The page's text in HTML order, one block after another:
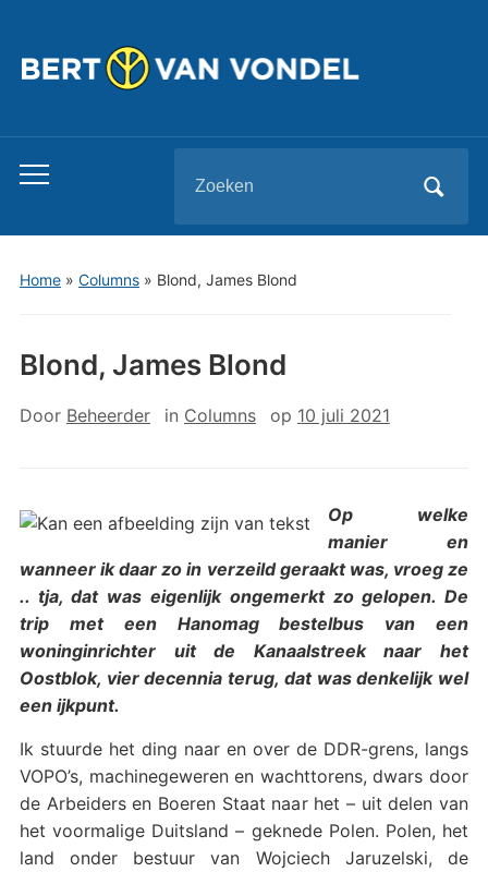
Toggle
menu
naar:
Home» Columns» Blond, James Blond
Blond, James Blond
Door Beheerder in Columns op 10 juli 2021
Op welke
manier en
wanneer ik daar zo in verzeild geraakt was, vroeg ze
.. tja, dat was eigenlijk ongemerkt zo gelopen. De
trip met een Hanomag bestelbus van een
woninginrichter uit de Kanaalstreek naar het
Oostblok, vier decennia terug, dat was denkelijk wel
een ijkpunt.
Ik stuurde het ding naar en over de DDR-grens, langs
VOPO’s, machinegeweren en wachttorens, dwars door
de Arbeiders en Boeren Staat naar het – uit delen van
het voormalige Duitsland – geknede Polen. Polen, het
land onder bestuur van Wojciech Jaruzelski, de